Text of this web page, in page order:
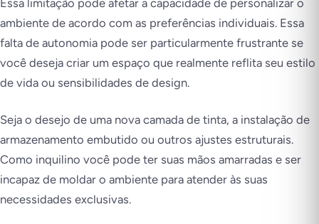
ambiente de acordo com as preferências individuais. Essa
falta de autonomia pode ser particularmente frustrante se
você deseja criar um espaço que realmente reflita seu estilo
de vida ou sensibilidades de design.
Seja o desejo de uma nova camada de tinta, a instalação de
armazenamento embutido ou outros ajustes estruturais.
Como inquilino você pode ter suas mãos amarradas e ser
incapaz de moldar o ambiente para atender às suas
necessidades exclusivas.